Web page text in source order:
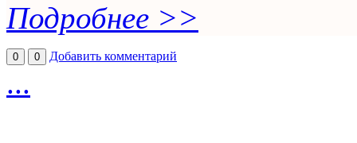
Подробнее >>
0 0 Добавить комментарий
...